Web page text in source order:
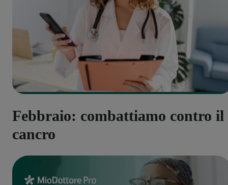
Febbraio: combattiamo contro il
cancro